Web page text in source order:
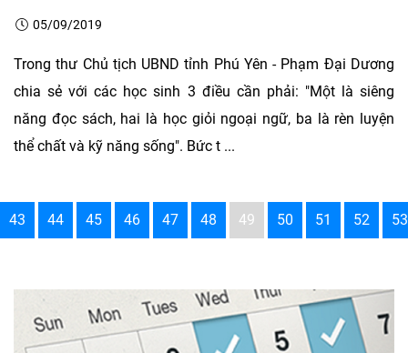
05/09/2019
Trong thư Chủ tịch UBND tỉnh Phú Yên - Phạm Đại Dương
chia sẻ với các học sinh 3 điều cần phải: "Một là siêng
năng đọc sách, hai là học giỏi ngoại ngữ, ba là rèn luyện
thể chất và kỹ năng sống". Bức t ...
43 44 45 46 47 48 49 50 51 52 53